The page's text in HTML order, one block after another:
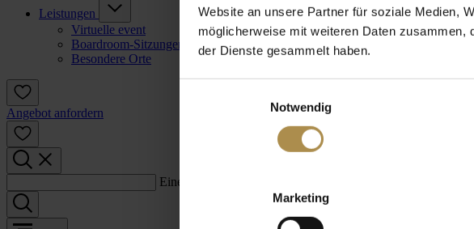
Website an unsere Partner für soziale Medien,
möglicherweise mit weiteren Daten zusammen,
der Dienste gesammelt haben.
Notwendig
Marketing
Leistungen
Virtuelle event
Boardroom-Sitzungen
Besondere Orte
Angebot anfordern
Einen Suchbegriff eingeben: